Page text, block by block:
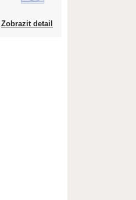
Zobrazit detail